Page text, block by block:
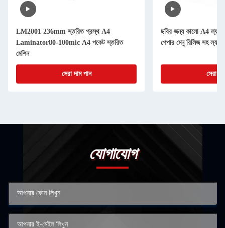
LM2001 236mm স্তরিত প্রস্থ A4
Laminator80-100mic A4 পকেট স্তরিত
মেশিন
সেরা দাম পান
ছবির জন্য কালো A4
পেপার মেনু রিলিজ সহ
সেরা
যোগাযোগ